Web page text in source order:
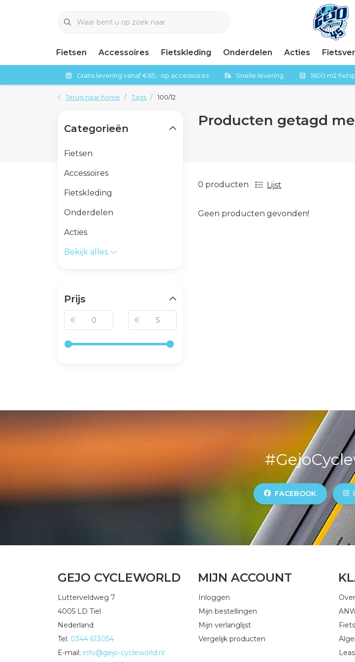
Fietsen Accessoires Fietskleding Onderdelen Acties
Gratis levering vanaf €65,- op accessoires Snelle levering 1600 m2
Terug naar home Tags 100/12
Producten getagd
0 producten Lijst
Geen producten gevonden!
Categorieën
Fietsen
Accessoires
Fietskleding
Onderdelen
Acties
Bekijk alles
Prijs
€ €
FACEBOOK
GEJO CYCLEWORLD
Lutterveldweg 7
4005 LD Tiel
Nederland
Tel: 0344 613054
E-mail: info@gejo-cycleworld.nl
MIJN ACCOUNT
Inloggen
Mijn bestellingen
Mijn verlanglijst
Vergelijk producten